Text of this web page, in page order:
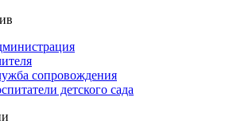
сопровождения
детского сада